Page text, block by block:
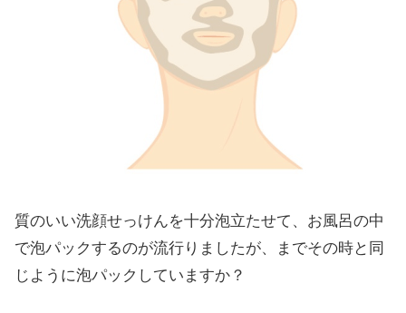
質のいい洗顔せっけんを十分泡立たせて、お風呂の中
で泡パックするのが流行りましたが、までその時と同
じように泡パックしていますか？